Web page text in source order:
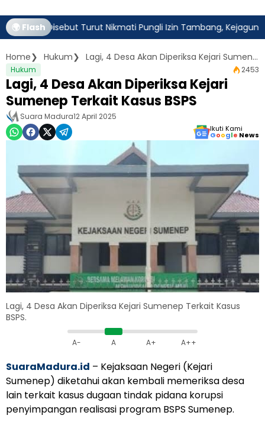
🌍 Flash
Disebut Turut Nikmati Pungli Izin Tambang, Kejagung Harus
Home Hukum Lagi, 4 Desa Akan Diperiksa Kejari Sumenep Terkait Kasus BSPS
Hukum 2453
Lagi, 4 Desa Akan Diperiksa Kejari
Sumenep Terkait Kasus BSPS
Suara Madura12 April 2025
Ikuti Kami
Google News
Lagi, 4 Desa Akan Diperiksa Kejari Sumenep Terkait Kasus
BSPS.
A- A A+ A++
SuaraMadura.id – Kejaksaan Negeri (Kejari
Sumenep) diketahui akan kembali memeriksa desa
lain terkait kasus dugaan tindak pidana korupsi
penyimpangan realisasi program BSPS Sumenep.